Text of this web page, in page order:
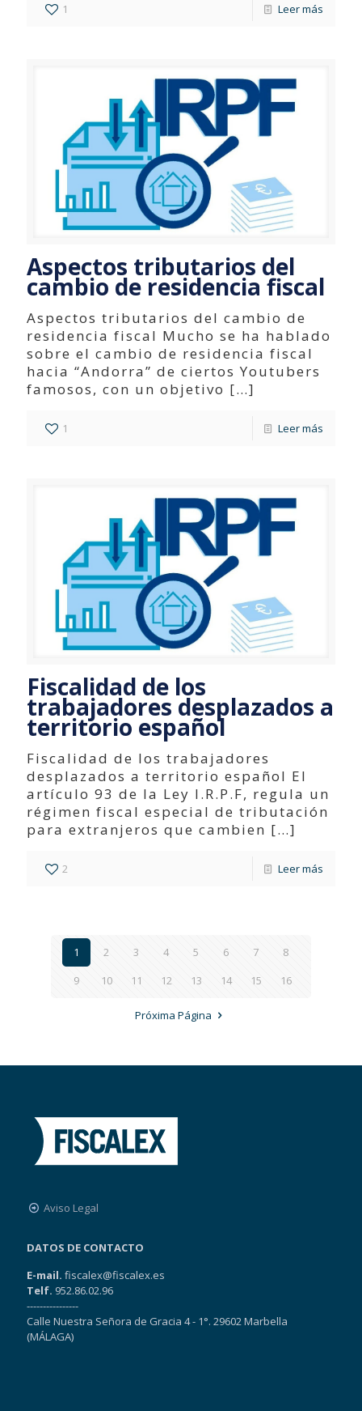
1 Leer más
Aspectos tributarios del
cambio de residencia fiscal
Aspectos tributarios del cambio de
residencia fiscal Mucho se ha hablado
sobre el cambio de residencia fiscal
hacia “Andorra” de ciertos Youtubers
famosos, con un objetivo […]
1 Leer más
Fiscalidad de los
trabajadores desplazados a
territorio español
Fiscalidad de los trabajadores
desplazados a territorio español El
artículo 93 de la Ley I.R.P.F, regula un
régimen fiscal especial de tributación
para extranjeros que cambien […]
2 Leer más
1 2 3 4 5 6 7
8
9
10 11 12 13 14 15 16
Próxima Página
Aviso Legal
DATOS DE CONTACTO
E-mail. fiscalex@fiscalex.es
Telf. 952.86.02.96
----------------
Calle Nuestra Señora de Gracia 4 - 1°. 29602 Marbella
(MÁLAGA)